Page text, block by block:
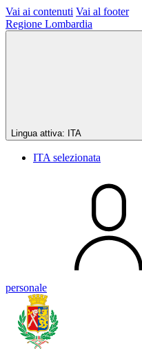
Vai ai contenuti Vai al footer
Regione Lombardia
Lingua attiva: ITA
ITA selezionata
personale